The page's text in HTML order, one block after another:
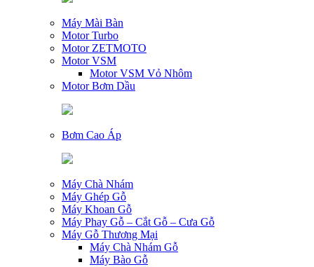
Máy Mài Bàn
Motor Turbo
Motor ZETMOTO
Motor VSM
Motor VSM Vỏ Nhôm
Motor Bơm Dầu
Bơm Cao Áp
Máy Chà Nhám
Máy Ghép Gỗ
Máy Khoan Gỗ
Máy Phay Gỗ – Cắt Gỗ – Cưa Gỗ
Máy Gỗ Thương Mại
Máy Chà Nhám Gỗ
Máy Bào Gỗ